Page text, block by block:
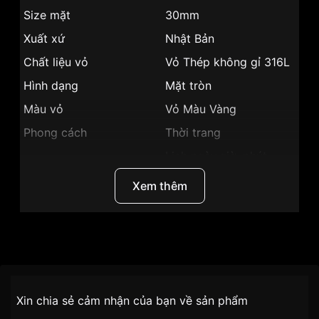
Size mặt
30mm
Xuất xứ
Nhật Bản
Chất liệu vỏ
Vỏ Thép không gỉ 316L
Hình dạng
Mặt tròn
Màu vỏ
Vỏ Màu Vàng
Phong cách
Thời trang
giây
Xem thêm
Đối tượng sử dụng Nữ
tiện lợi –
Xin chia sẻ cảm nhận của bạn về sản phẩm